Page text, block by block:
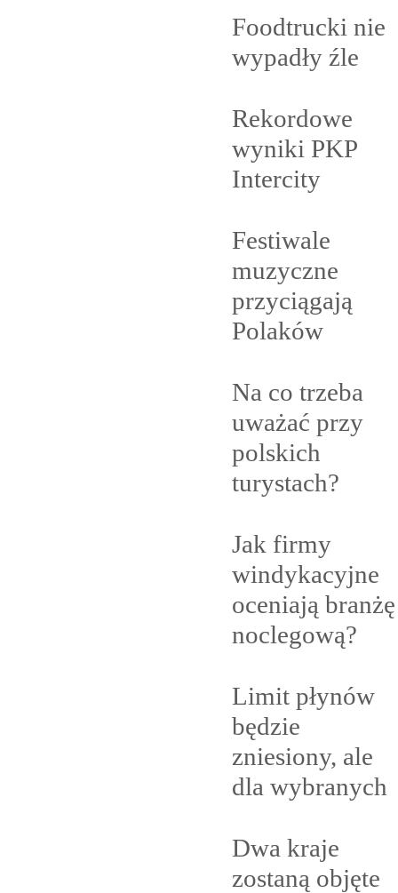
Foodtrucki nie
wypadły źle
Rekordowe
wyniki PKP
Intercity
Festiwale
muzyczne
przyciągają
Polaków
Na co trzeba
uważać przy
polskich
turystach?
Jak firmy
windykacyjne
oceniają branżę
noclegową?
Limit płynów
będzie
zniesiony, ale
dla wybranych
Dwa kraje
zostaną objęte